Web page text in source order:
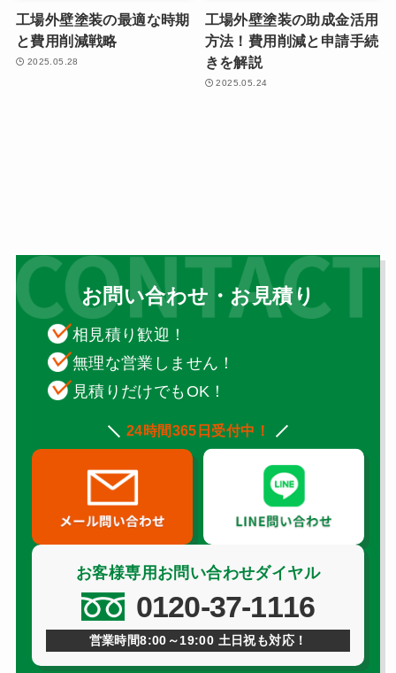
工場外壁塗装の最適な時期
と費用削減戦略
2025.05.28
工場外壁塗装の助成金活用
方法！費用削減と申請手続
きを解説
2025.05.24
お問い合わせ・お見積り
相見積り歓迎！
無理な営業しません！
見積りだけでもOK！
24時間365日受付中！
お客様専用お問い合わせダイヤル
0120-37-1116
営業時間8:00～19:00 土日祝も対応！